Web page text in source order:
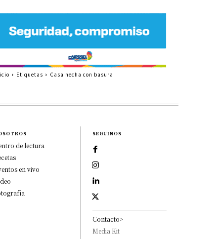
Etiquetas Casa hecha con basura
de lectura
en vivo
SEGUINOS
Contacto>
Media Kit